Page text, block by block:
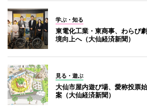
学ぶ・知る
東電化工業・東商事、わらび
境向上へ（大仙経済新聞）
見る・遊ぶ
大仙市屋内遊び場、愛称投票
案（大仙経済新聞）